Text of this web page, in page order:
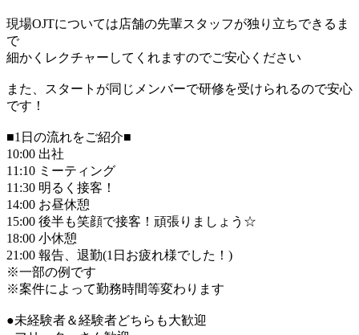
現場OJTについては店舗の先輩スタッフが独り立ちできるま
で
細かくレクチャーしてくれますのでご安心ください
また、スタートが同じメンバーで研修を受けられるので安心
です！
■1日の流れをご紹介■
10:00 出社
11:10 ミーティング
11:30 明るく接客！
14:00 お昼休憩
15:00 後半も笑顔で接客！頑張りましょう☆
18:00 小休憩
21:00 報告、退勤(1日お疲れ様でした！)
※一部の例です
※案件によって勤務時間等変わります
●未経験者＆経験者どちらも大歓迎